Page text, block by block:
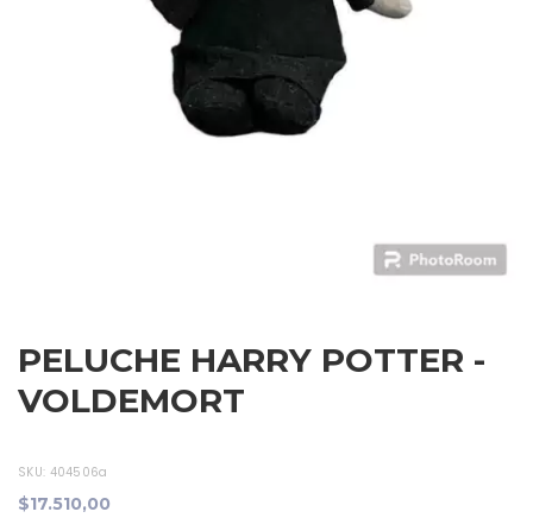
PELUCHE HARRY POTTER -
VOLDEMORT
SKU: 404506a
$17.510,00